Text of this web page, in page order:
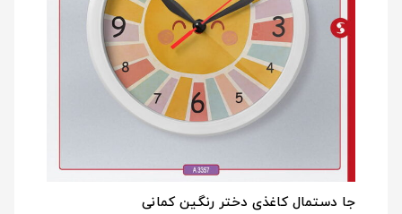
جا دستمال کاغذی دختر رنگین کمانی